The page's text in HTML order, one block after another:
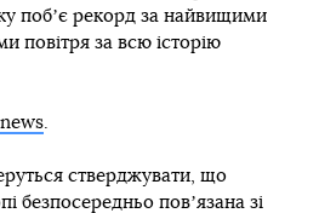
побʼє рекорд за найвищими
повітря за всю історію
стверджувати, що
безпосередньо повʼязана зі